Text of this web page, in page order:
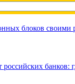
блоков своими
банков: